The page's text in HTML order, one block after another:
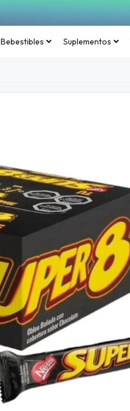
Bebestibles Suplementos